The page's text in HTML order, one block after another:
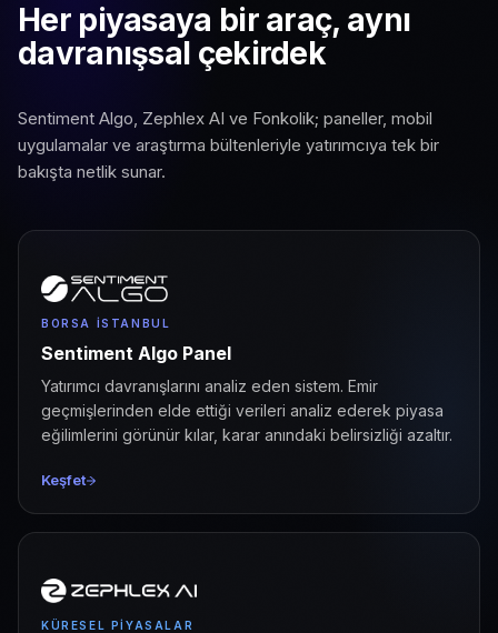
Her piyasaya bir araç, aynı
davranışsal çekirdek
Sentiment Algo, Zephlex AI ve Fonkolik; paneller, mobil
uygulamalar ve araştırma bültenleriyle yatırımcıya tek bir
bakışta netlik sunar.
BORSA İSTANBUL
Sentiment Algo Panel
Yatırımcı davranışlarını analiz eden sistem. Emir
geçmişlerinden elde ettiği verileri analiz ederek piyasa
eğilimlerini görünür kılar, karar anındaki belirsizliği azaltır.
Keşfet
KÜRESEL PIYASALAR